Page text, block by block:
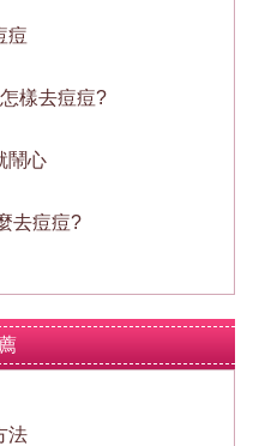
痘
樣去痘痘?
鬧心
去痘痘?
法